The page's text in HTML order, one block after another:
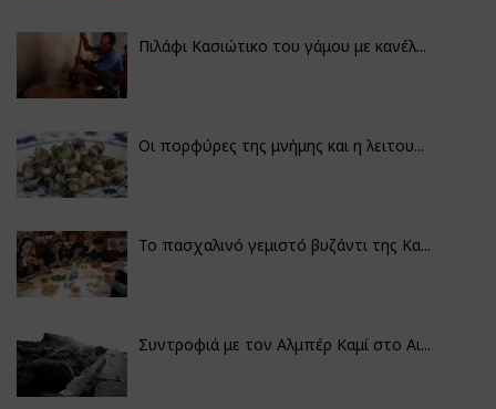
Πιλάφι Κασιώτικο του γάμου με κανέλ...
Οι πορφύρες της μνήμης και η λειτου...
Το πασχαλινό γεμιστό βυζάντι της Κα...
Συντροφιά με τον Αλμπέρ Καμί στο Αι...